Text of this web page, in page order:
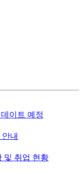
이트 예정
내
및 취업 현황